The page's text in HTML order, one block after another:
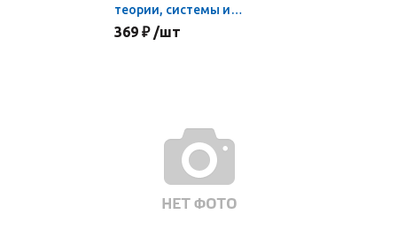
теории, системы и
технологии
369 ₽ /шт